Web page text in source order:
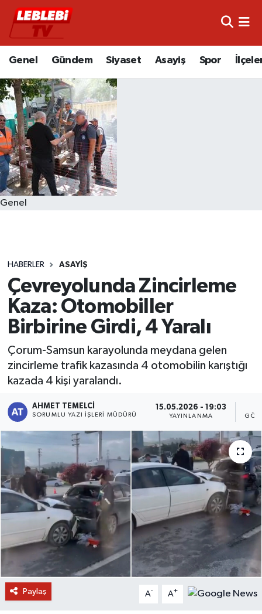
Genel Gündem Siyaset Asayiş Spor
Genel
HABERLER ASAYIŞ
Çevreyolunda Zincirleme
Kaza: Otomobiller
Birbirine Girdi, 4 Yaralı
Çorum-Samsun karayolunda meydana gelen
zincirleme trafik kazasında 4 otomobilin karıştığı
kazada 4 kişi yaralandı.
AHMET TEMELCI
SORUMLU YAZI İŞLERI MÜDÜRÜ
15.05.2026 - 19:03
YAYINLANMA
Paylaş A- A+
Hava Durumu
Trafik Durumu
Süper Lig Puan Durumu ve Fikstür
Tüm Manşetler
Son Dakika Haberleri